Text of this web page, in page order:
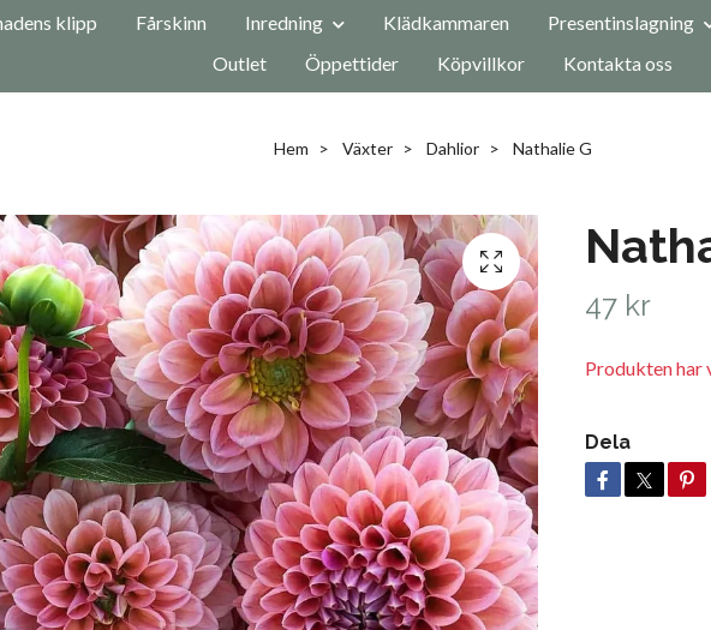
klipp Fårskinn Inredning Klädkammaren Presentinslagning
Outlet
Öppettider Köpvillkor Kontakta oss
Hem Växter Dahlior Nathalie G
47 kr
Produkten har
Dela